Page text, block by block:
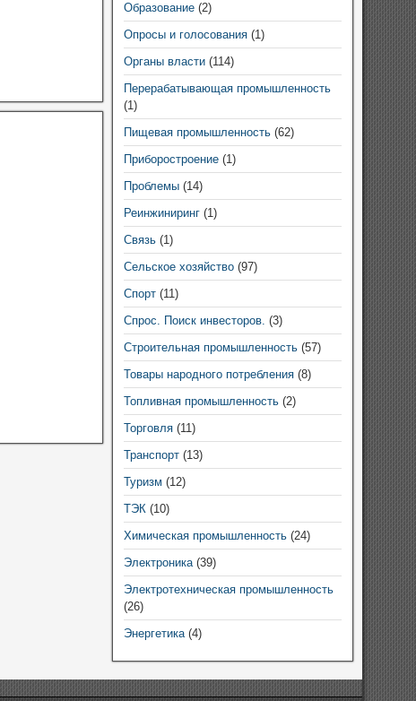
Образование(2)
Опросы и голосования(1)
Органы власти(114)
Перерабатывающая промышленность
(1)
Пищевая промышленность(62)
Приборостроение(1)
Проблемы(14)
Реинжиниринг(1)
Связь(1)
Сельское хозяйство(97)
Спорт(11)
Спрос. Поиск инвесторов. (3)
Строительная промышленность(57)
Товары народного потребления(8)
Топливная промышленность(2)
Торговля(11)
Транспорт(13)
Туризм (12)
ТЭК(10)
Химическая промышленность(24)
Электроника(39)
Электротехническая промышленность
(26)
Энергетика(4)